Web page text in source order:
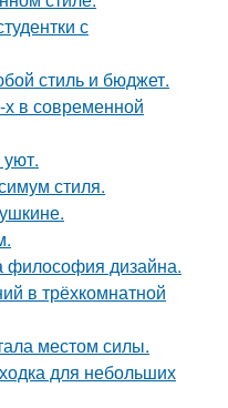
с
стиль и бюджет.
х в современной
стиля.
философия дизайна.
в трёхкомнатной
местом силы.
для небольших